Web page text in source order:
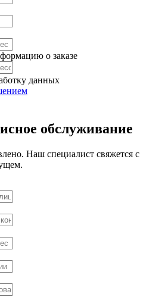
о заказе
данных
обслуживание
Наш специалист свяжется с